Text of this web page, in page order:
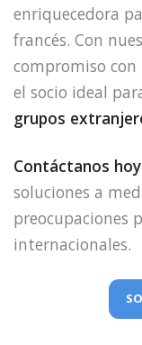
enriquecedora
francés. Con
compromiso
el socio ideal
grupos
Contáctanos hoy
soluciones a
preocupaciones
internacionales.